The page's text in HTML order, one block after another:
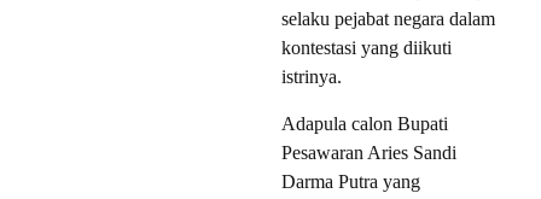
selaku pejabat negara dalam
kontestasi yang diikuti
istrinya.
Adapula calon Bupati
Pesawaran Aries Sandi
Darma Putra yang